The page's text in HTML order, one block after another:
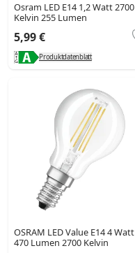
Osram LED E14 1,2 Watt 2700
Kelvin 255 Lumen
5,99 €
Produktdatenblatt
OSRAM LED Value E14 4 Watt
470 Lumen 2700 Kelvin